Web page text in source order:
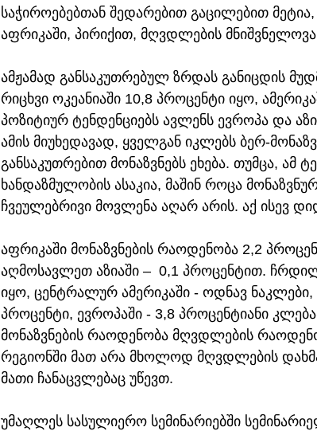
საჭიროებებთან შედარებით გაცილებით
აფრიკაში, პირიქით, მღვდლების
ამჟამად განსაკუთრებულ ზრდას განიცდის
რიცხვი ოკეანიაში 10,8 პროცენტი იყო,
პოზიტიურ ტენდენციებს ავლენს ევროპა და
ამის მიუხედავად, ყველგან იკლებს ბერ-
განსაკუთრებით მონაზვნებს ეხება. თუმცა, ამ
ხანდაზმულობის ასაკია, მაშინ როცა
ჩვეულებრივი მოვლენა აღარ არის. აქ ისევ
აფრიკაში მონაზვნების რაოდენობა 2,2
აღმოსავლეთ აზიაში –  0,1 პროცენტით.
იყო, ცენტრალურ ამერიკაში - ოდნავ
პროცენტი, ევროპაში - 3,8 პროცენტიანი
მონაზვნების რაოდენობა მღვდლების
რეგიონში მათ არა მხოლოდ მღვდლების
მათი ჩანაცვლებაც უწევთ.
უმაღლეს სასულიერო სემინარიებში